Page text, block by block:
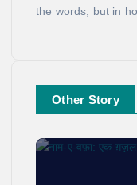
the words, but in
Other Story